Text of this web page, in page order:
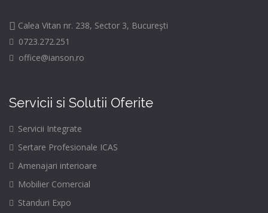
Calea Vitan nr. 238, Sector 3, Bucureşti
0723.272.251
office@ianson.ro
Servicii si Solutii Oferite
Servicii Integrate
Sertare Profesionale ICAS
Amenajari interioare
Mobilier Comercial
Standuri Expo